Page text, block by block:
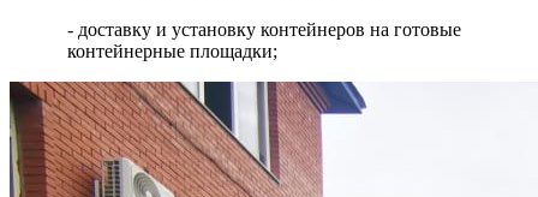
- доставку и установку контейнеров на готовые
контейнерные площадки;